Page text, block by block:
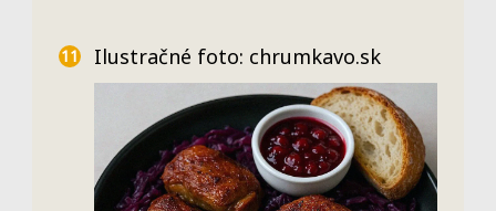
Ilustračné foto: chrumkavo.sk